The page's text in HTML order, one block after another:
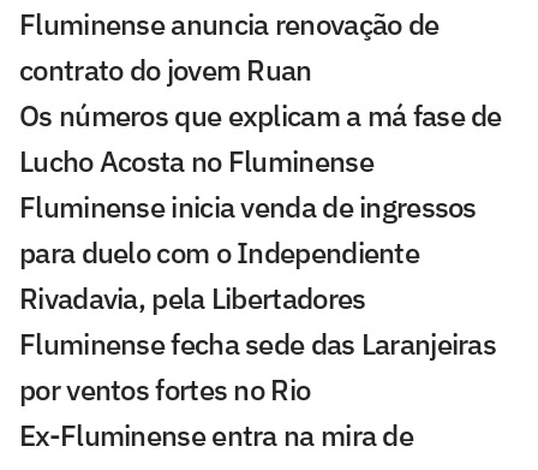
Fluminense anuncia renovação de
contrato do jovem Ruan
Os números que explicam a má fase de
Lucho Acosta no Fluminense
Fluminense inicia venda de ingressos
para duelo com o Independiente
Rivadavia, pela Libertadores
Fluminense fecha sede das Laranjeiras
por ventos fortes no Rio
Ex-Fluminense entra na mira de